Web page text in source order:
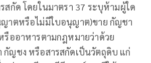
กัด โดยในมาตรา 37 ระบุห้ามผู้ใด
ญาตหรือไม่มีใบอนุญาต)ขาย กัญชา
รืออาหารตามกฎหมายว่าด้วย
ญชง หรือสารสกัดเป็นวัตถุดิบ แก่